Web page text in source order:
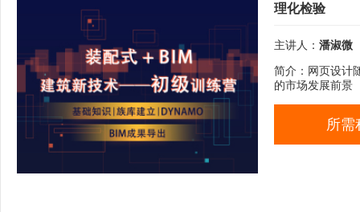
理化检验
主讲人： 潘淑微
简介：网页设计
的市场发展前景
所需